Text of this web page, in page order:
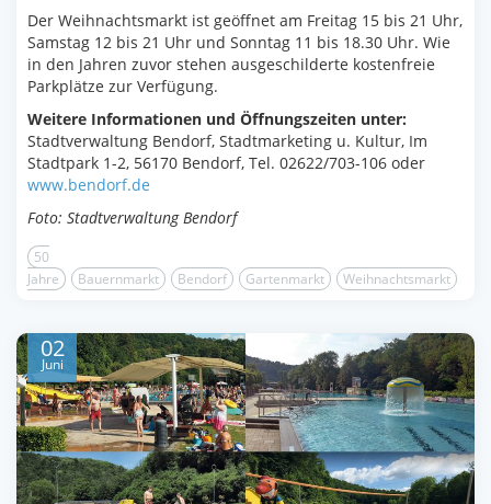
Der Weihnachtsmarkt ist geöffnet am Freitag 15 bis 21 Uhr,
Samstag 12 bis 21 Uhr und Sonntag 11 bis 18.30 Uhr. Wie
in den Jahren zuvor stehen ausgeschilderte kostenfreie
Parkplätze zur Verfügung.
Weitere Informationen und Öffnungszeiten unter:
Stadtverwaltung Bendorf, Stadtmarketing u. Kultur, Im
Stadtpark 1-2, 56170 Bendorf, Tel. 02622/703-106 oder
www.bendorf.de
Foto: Stadtverwaltung Bendorf
50
Jahre
Bauernmarkt Bendorf Gartenmarkt Weihnachtsmarkt
02
Juni